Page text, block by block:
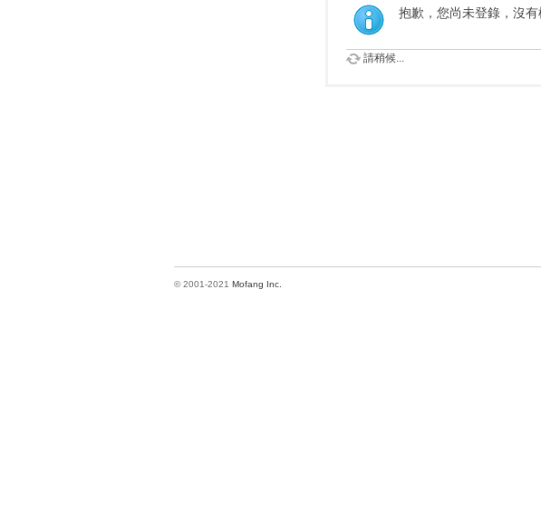
抱歉，您尚未登錄，沒
請稍候...
© 2001-2021 Mofang Inc.